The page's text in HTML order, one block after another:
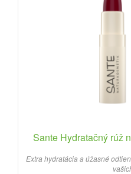
Sante Hydratačný rúž
Extra hydratácia a úžasné